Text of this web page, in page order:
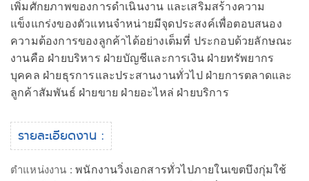
เพิ่มศักยภาพของการดำเนินงาน และเสริมสร้างความ
แข็งแกร่งของตัวแทนจำหน่ายมีจุดประสงค์เพื่อตอบสนอง
ความต้องการของลูกค้าได้อย่างเต็มที่ ประกอบด้วยลักษณะ
งานคือ ฝ่ายบริหาร ฝ่ายบัญชีและการเงิน ฝ่ายทรัพยากร
บุคคล ฝ่ายธุรการและประสานงานทั่วไป ฝ่ายการตลาดและ
ลูกค้าสัมพันธ์ ฝ่ายขาย ฝ่ายอะไหล่ ฝ่ายบริการ
รายละเอียดงาน :
ตำแหน่งงาน :พนักงานวิ่งเอกสารทั่วไปภายในเขตบึงกุ่มใช้